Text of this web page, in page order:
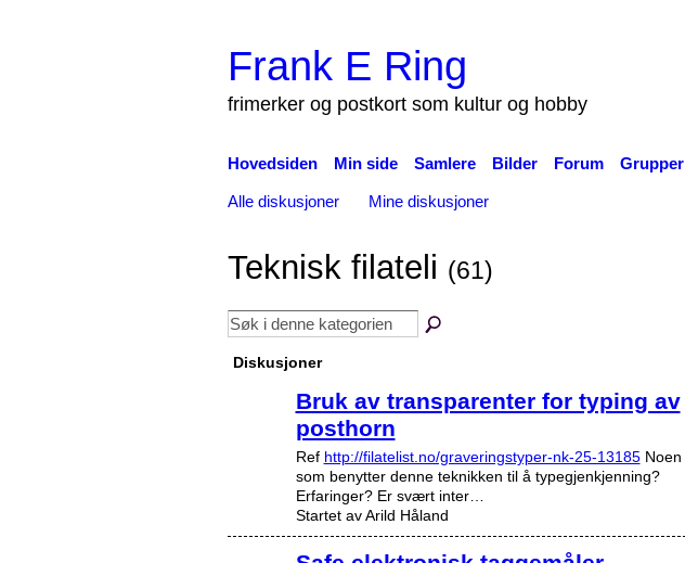
Frank E Ring
frimerker og postkort som kultur og hobby
Hovedsiden Min side Samlere Bilder Forum Grupper
Alle diskusjoner Mine diskusjoner
Teknisk filateli (61)
Diskusjoner
Bruk av transparenter for typing av
posthorn
Ref http://filatelist.no/graveringstyper-nk-25-13185Noen
som benytter denne teknikken til å typegjenkjenning?
Erfaringer? Er svært inter…
Startet av Arild Håland